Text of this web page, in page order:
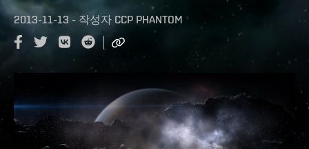
2013-11-13 - 작성자 CCP PHANTOM